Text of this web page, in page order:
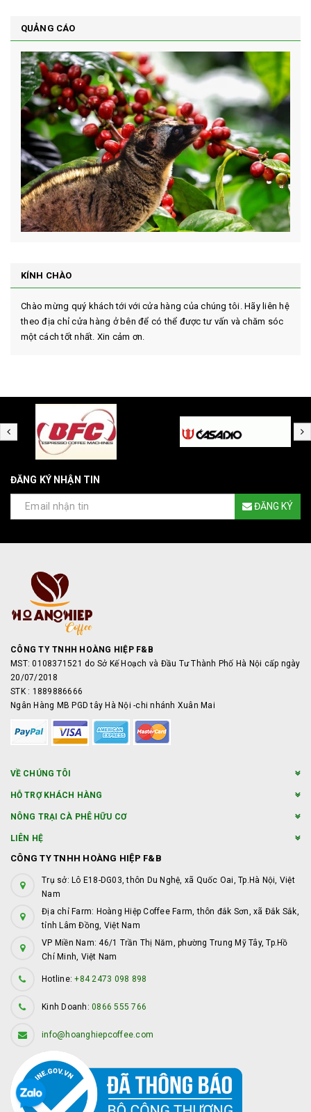
QUẢNG CÁO
KÍNH CHÀO
Chào mừng quý khách tới với cửa hàng của chúng tôi. Hãy liên hệ
theo địa chỉ cửa hàng ở bên để có thể được tư vấn và chăm sóc
một cách tốt nhất. Xin cảm ơn.
ĐĂNG KÝ NHẬN TIN
ĐĂNG KÝ
CÔNG TY TNHH HOÀNG HIỆP F&B
MST: 0108371521 do Sở Kế Hoạch và Đầu Tư Thành Phố Hà Nội cấp ngày
20/07/2018
STK : 1889886666
Ngân Hàng MB PGD tây Hà Nội -chi nhánh Xuân Mai
VỀ CHÚNG TÔI
HỖ TRỢ KHÁCH HÀNG
NÔNG TRẠI CÀ PHÊ HỮU CƠ
LIÊN HỆ
CÔNG TY TNHH HOÀNG HIỆP F&B
Trụ sở: Lô E18-DG03, thôn Du Nghệ, xã Quốc Oai, Tp.Hà Nội, Việt
Nam
Địa chỉ Farm: Hoàng Hiệp Coffee Farm, thôn đắk Sơn, xã Đắk Sắk,
tỉnh Lâm Đồng, Việt Nam
VP Miền Nam: 46/1 Trần Thị Năm, phường Trung Mỹ Tây, Tp.Hồ
Chí Minh, Việt Nam
Hotline:+84 2473 098 898
Kinh Doanh: 0866 555 766
info@hoanghiepcoffee.com